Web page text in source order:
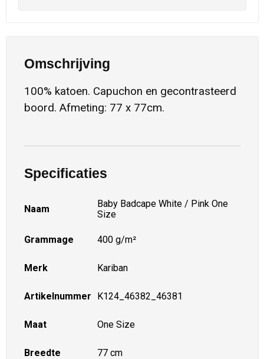
Omschrijving
100% katoen. Capuchon en gecontrasteerd
boord. Afmeting: 77 x 77cm.
Specificaties
Naam
Baby Badcape White / Pink One
Size
Grammage 400 g/m²
Merk Kariban
Artikelnummer K124_46382_46381
Maat One Size
Breedte 77 cm